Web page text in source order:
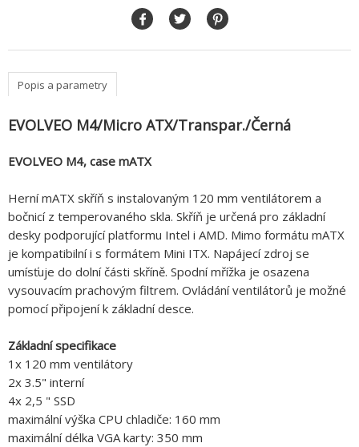
Popis a parametry
EVOLVEO M4/Micro ATX/Transpar./Černá
EVOLVEO M4, case mATX
Herní mATX skříň s instalovaným 120 mm ventilátorem a
bočnicí z temperovaného skla. Skříň je určená pro základní
desky podporující platformu Intel i AMD. Mimo formátu mATX
je kompatibilní i s formátem Mini ITX. Napájecí zdroj se
umísťuje do dolní části skříně. Spodní mřížka je osazena
vysouvacím prachovým filtrem. Ovládání ventilátorů je možné
pomocí připojení k základní desce.
Základní specifikace
1x 120 mm ventilátory
2x 3.5" interní
4x 2,5 " SSD
maximální výška CPU chladiče: 160 mm
maximální délka VGA karty: 350 mm